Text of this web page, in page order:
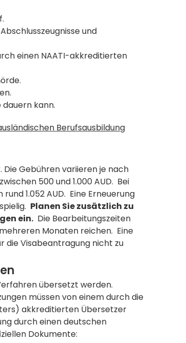
und
einen NAATI-akkreditierten
kann.
Berufsausbildung
Die Gebühren variieren je nach
500 und 1.000 AUD.  Bei
1.052 AUD.  Eine Erneuerung
Planen Sie zusätzlich zu
ein.
  Die Bearbeitungszeiten
Monaten reichen.  Eine
die Visabeantragung nicht zu
übersetzt werden.
müssen von einem durch die
akkreditierten Übersetzer
durch einen deutschen
Dokumente: